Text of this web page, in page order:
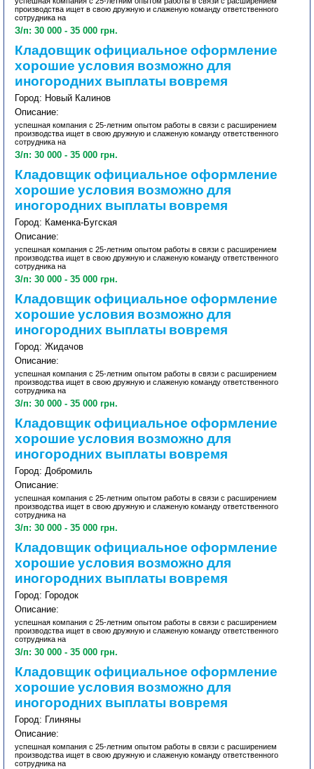
производства ищет в свою дружную и слаженую команду ответственного
сотрудника на
З/п: 30 000 - 35 000 грн.
Кладовщик официальное оформление
хорошие условия возможно для
иногородних выплаты вовремя
Город: Новый Калинов
Описание:
успешная компания с 25-летним опытом работы в связи с расширением
производства ищет в свою дружную и слаженую команду ответственного
сотрудника на
З/п: 30 000 - 35 000 грн.
Кладовщик официальное оформление
хорошие условия возможно для
иногородних выплаты вовремя
Город: Каменка-Бугская
Описание:
успешная компания с 25-летним опытом работы в связи с расширением
производства ищет в свою дружную и слаженую команду ответственного
сотрудника на
З/п: 30 000 - 35 000 грн.
Кладовщик официальное оформление
хорошие условия возможно для
иногородних выплаты вовремя
Город: Жидачов
Описание:
успешная компания с 25-летним опытом работы в связи с расширением
производства ищет в свою дружную и слаженую команду ответственного
сотрудника на
З/п: 30 000 - 35 000 грн.
Кладовщик официальное оформление
хорошие условия возможно для
иногородних выплаты вовремя
Город: Добромиль
Описание:
успешная компания с 25-летним опытом работы в связи с расширением
производства ищет в свою дружную и слаженую команду ответственного
сотрудника на
З/п: 30 000 - 35 000 грн.
Кладовщик официальное оформление
хорошие условия возможно для
иногородних выплаты вовремя
Город: Городок
Описание:
успешная компания с 25-летним опытом работы в связи с расширением
производства ищет в свою дружную и слаженую команду ответственного
сотрудника на
З/п: 30 000 - 35 000 грн.
Кладовщик официальное оформление
хорошие условия возможно для
иногородних выплаты вовремя
Город: Глиняны
Описание:
успешная компания с 25-летним опытом работы в связи с расширением
производства ищет в свою дружную и слаженую команду ответственного
сотрудника на